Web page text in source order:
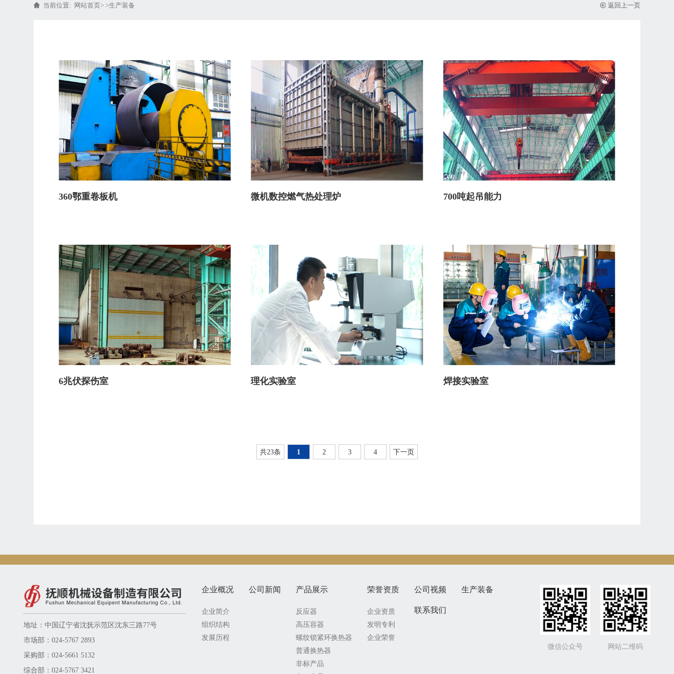
当前位置: 网站首页> >生产装备 返回上一页
360鄂重卷板机 微机数控燃气热处理炉 700吨起吊能力
6兆伏探伤室 理化实验室 焊接实验室
共23条 1 2 3 4 下一页
地址：中国辽宁省沈抚示范区沈东三路77号
市场部：024-5767 2893
采购部：024-5661 5132
综合部：024-5767 3421
企业概况
企业简介
组织结构
发展历程
公司新闻 产品展示
反应器
高压容器
螺纹锁紧环换热器
普通换热器
非标产品
荣誉资质
企业资质
发明专利
企业荣誉
公司视频 生产装备
联系我们
微信公众号 网站二维码